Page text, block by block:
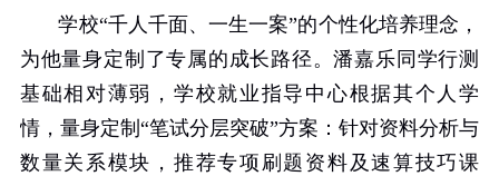
学校“千人千面、一生一案”的个性化培养理念，
为他量身定制了专属的成长路径。潘嘉乐同学行测
基础相对薄弱，学校就业指导中心根据其个人学
情，量身定制“笔试分层突破”方案：针对资料分析与
数量关系模块，推荐专项刷题资料及速算技巧课